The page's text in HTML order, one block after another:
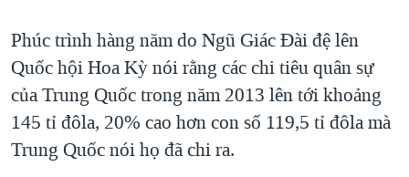
BÊN KIA QUỐC LỘ: TIẾNG VỌNG TỪ NÔNG THÔN MỸ
QUAN HỆ VIỆT MỸ
Phúc trình hàng năm do Ngũ Giác Đài đệ lên
Quốc hội Hoa Kỳ nói rằng các chi tiêu quân sự
của Trung Quốc trong năm 2013 lên tới khoảng
145 tỉ đôla, 20% cao hơn con số 119,5 tỉ đôla mà
Trung Quốc nói họ đã chi ra.